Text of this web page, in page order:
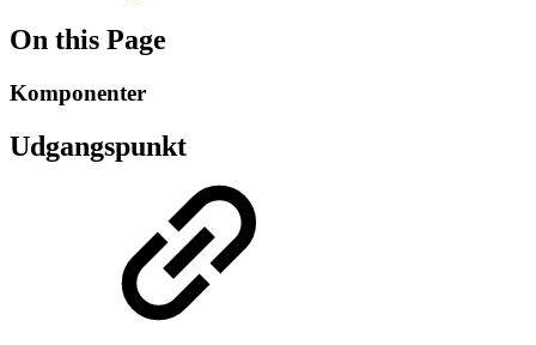
On this Page
Komponenter
Udgangspunkt